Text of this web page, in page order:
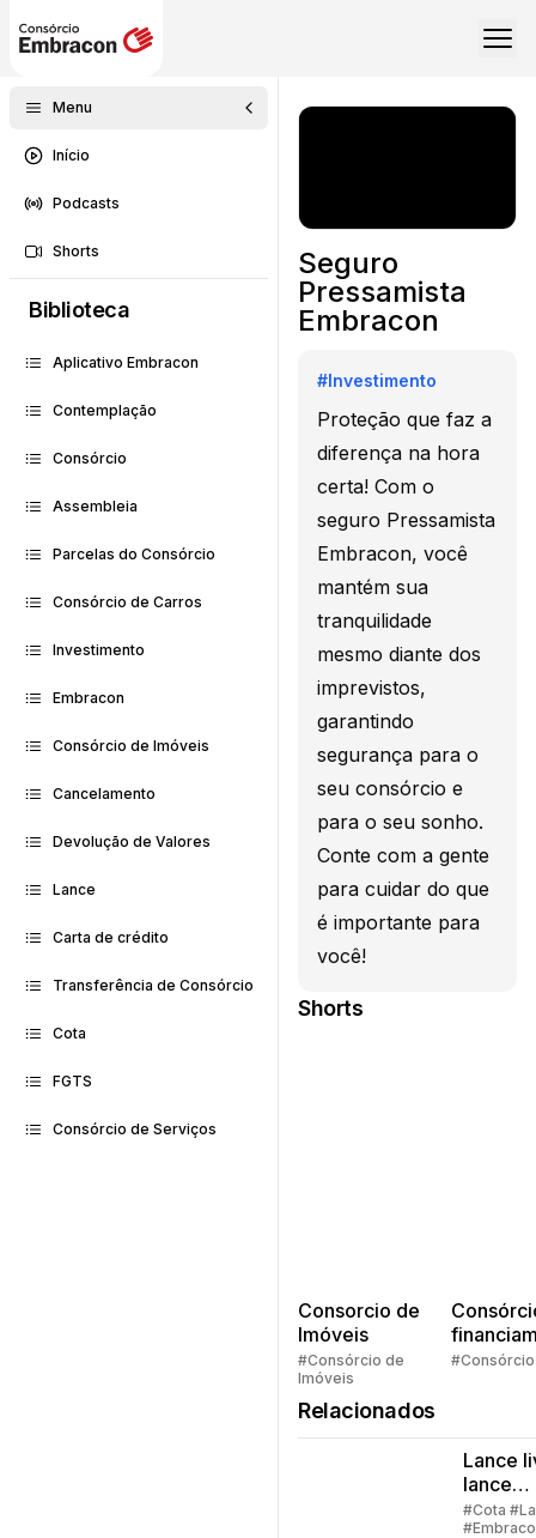
Menu
Início
Podcasts
Shorts
Biblioteca
Aplicativo Embracon
Contemplação
Consórcio
Assembleia
Parcelas do Consórcio
Consórcio de Carros
Investimento
Embracon
Consórcio de Imóveis
Cancelamento
Devolução de Valores
Lance
Carta de crédito
Transferência de Consórcio
Cota
FGTS
Consórcio de Serviços
Seguro
Pressamista
Embracon
#Investimento
Proteção que faz a
diferença na hora
certa! Com o
seguro Pressamista
Embracon, você
mantém sua
tranquilidade
mesmo diante dos
imprevistos,
garantindo
segurança para o
seu consórcio e
para o seu sonho.
Conte com a gente
para cuidar do que
é importante para
você!
Shorts
Consorcio de
Imóveis
#Consórcio de
Imóveis
Quem
#Consórcio
Relacionados
Lance
lance
#Cota